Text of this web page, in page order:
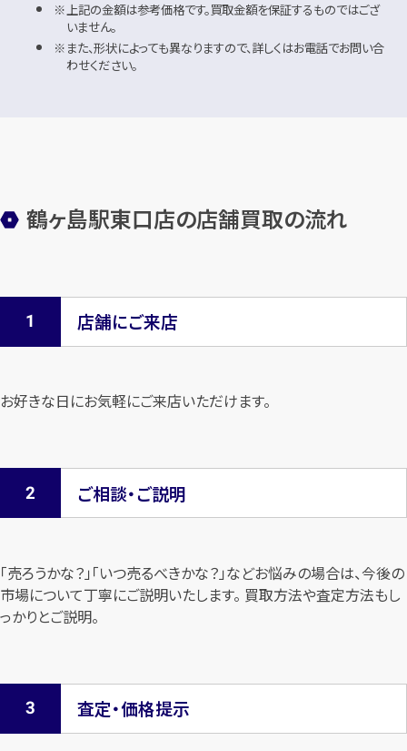
上記の金額は参考価格です。買取金額を保証するものではござ
いません。
また、形状によっても異なりますので、詳しくはお電話でお問い合
わせください。
鶴ヶ島駅東口店の店舗買取の流れ
店舗にご来店
お好きな日にお気軽にご来店いただけます。
ご相談・ご説明
「売ろうかな？」「いつ売るべきかな？」などお悩みの場合は、今後の
市場について丁寧にご説明いたします。 買取方法や査定方法もし
っかりとご説明。
査定・価格提示